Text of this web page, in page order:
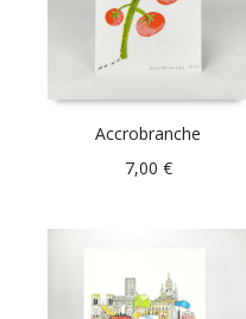
Accrobranche
7,00 €